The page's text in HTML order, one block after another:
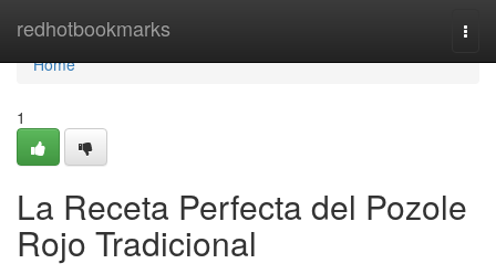
redhotbookmarks
Home
Home
1
La Receta Perfecta del Pozole
Rojo Tradicional